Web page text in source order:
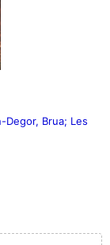
Degor, Brua; Les